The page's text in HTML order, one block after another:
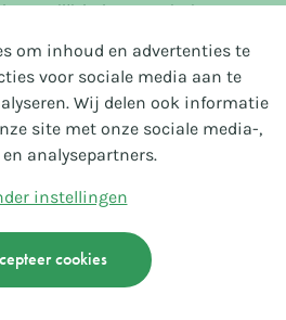
mogelijk in, in onze calculator
rapport op maat.
om inhoud en advertenties te
voor sociale media aan te
Wij delen ook informatie
site met onze sociale media-,
analysepartners.
instellingen
cookies